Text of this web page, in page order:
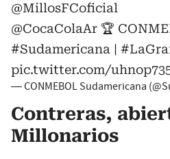
@MillosFCoficial
@CocaColaAr 🏆
#Sudamericana |
pic.twitter.com/
— CONMEBOL Sudamericana
Contreras,
Millonarios